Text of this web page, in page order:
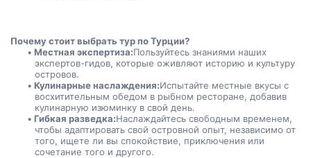
Почему стоит выбрать тур по Турции?
Местная экспертиза:Пользуйтесь знаниями наших
экспертов-гидов, которые оживляют историю и культуру
островов.
Кулинарные наслаждения:Испытайте местные вкусы с
восхитительным обедом в рыбном ресторане, добавив
кулинарную изюминку в свой день.
Гибкая разведка:Наслаждайтесь свободным временем,
чтобы адаптировать свой островной опыт, независимо от
того, ищете ли вы спокойствие, приключения или
сочетание того и другого.